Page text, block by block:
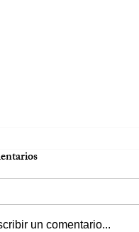
un comentario...